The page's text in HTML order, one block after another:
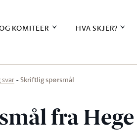
KOMITEER HVA SKJER?
svar Skriftlig spørsmål
fra